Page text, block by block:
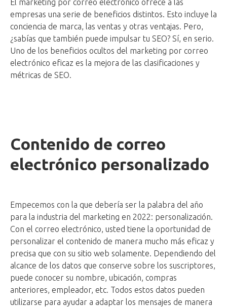
El marketing por correo electrónico ofrece a las
empresas una serie de beneficios distintos. Esto incluye la
conciencia de marca, las ventas y otras ventajas. Pero,
¿sabías que también puede impulsar tu SEO? Sí, en serio.
Uno de los beneficios ocultos del marketing por correo
electrónico eficaz es la mejora de las clasificaciones y
métricas de SEO.
Contenido de correo
electrónico personalizado
Empecemos con la que debería ser la palabra del año
para la industria del marketing en 2022: personalización.
Con el correo electrónico, usted tiene la oportunidad de
personalizar el contenido de manera mucho más eficaz y
precisa que con su sitio web solamente. Dependiendo del
alcance de los datos que conserve sobre los suscriptores,
puede conocer su nombre, ubicación, compras
anteriores, empleador, etc. Todos estos datos pueden
utilizarse para ayudar a adaptar los mensajes de manera